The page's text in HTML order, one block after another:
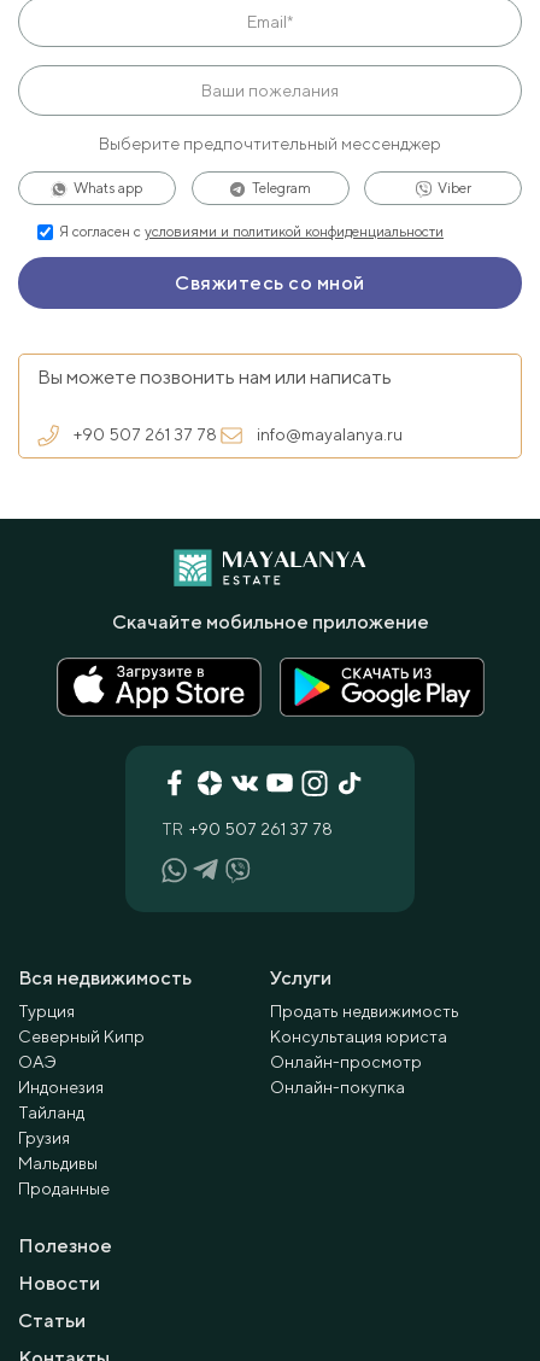
Выберите предпочтительный мессенджер
Whats app Telegram Viber
Я согласен с условиями и политикой конфиденциальности
Вы можете позвонить нам или написать
+90 507 261 37 78 info@mayalanya.ru
Вся недвижимость
Турция
Северный Кипр
ОАЭ
Индонезия
Тайланд
Грузия
Мальдивы
Проданные
Услуги
Продать недвижимость
Консультация юриста
Онлайн-просмотр
Онлайн-покупка
Полезное
Новости
Статьи
TR +90 507 261 37 78
Скачайте мобильное приложение